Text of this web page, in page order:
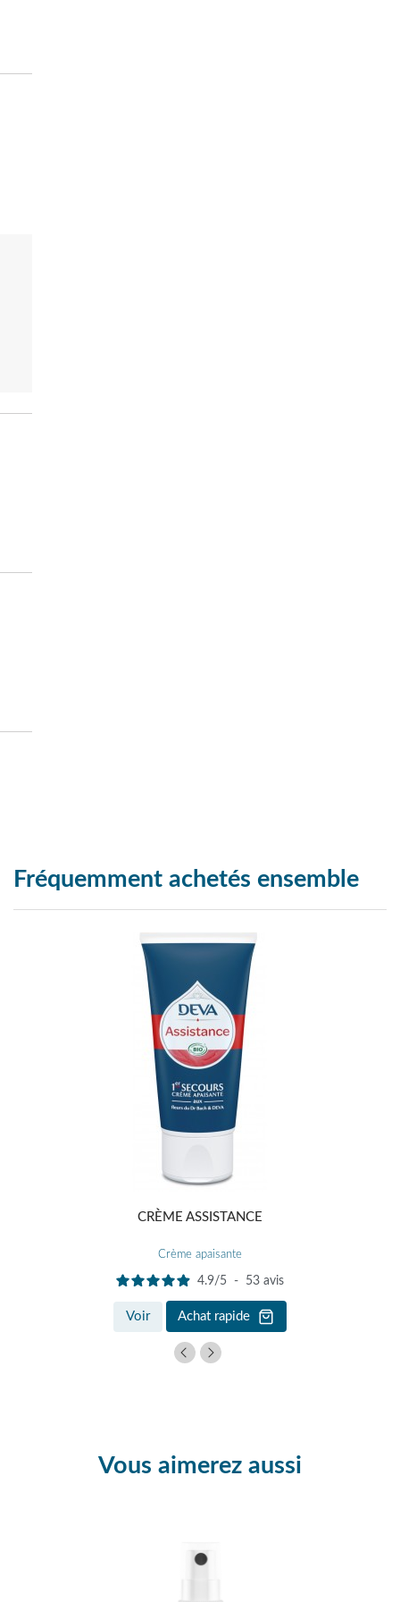
Fréquemment achetés ensemble
CRÈME ASSISTANCE
Crème apaisante
4.9/5 - 53 avis
Voir Achat rapide
Vous aimerez aussi